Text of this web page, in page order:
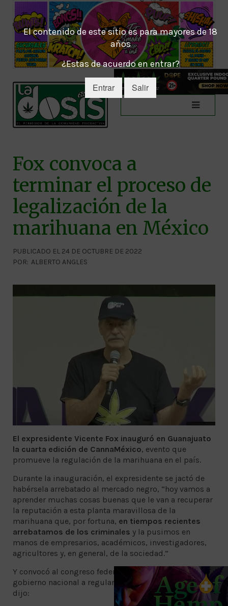
El contenido de este sitio es para mayores de 18
años
¿Estas de acuerdo en entrar?
Entrar Salir
Fox convoca a
terminar el proceso de
legalización de la
marihuana en México
PUBLICADO EL 24 DE OCTUBRE DE 2022
POR: ALBERTO ANGLES
El expresidente Vicente Fox inauguró en Guanajuato
la cuarta edición de CannaMéxico, evento que
promueve la regulación de la marihuana en el país.
Durante la inauguración, el expresidente se jactó de
habérsela arrebatado al mercado negro, “hoy vamos a
aprender muchas cosas buenas que le van a recuperar
la reputación a esta planta maravillosa de la
marihuana que, por fortuna, en tiempos recientes
arrebatamos de los criminales y la pusimos en
manos de empresarios, académicos, investigadores,
agricultores y, en general, de la sociedad.”
Y convocó al congreso federal, a la Cofepris y al
gobierno nacional a regular ya la marihuana; así lo
dijo: